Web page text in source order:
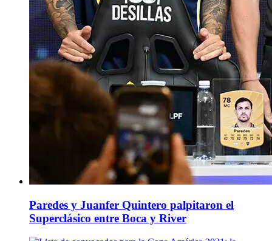
Paredes y Juanfer Quintero palpitaron el
Superclásico entre Boca y River